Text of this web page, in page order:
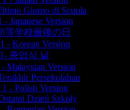
Giorno di Scuola
等学校最後の日
종업식 날
Persekolahan
Dzień Szkoły